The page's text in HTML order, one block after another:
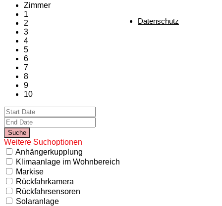
Datenschutz
Zimmer
1
2
3
4
5
6
7
8
9
10
Weitere Suchoptionen
Anhängerkupplung
Klimaanlage im Wohnbereich
Markise
Rückfahrkamera
Rückfahrsensoren
Solaranlage